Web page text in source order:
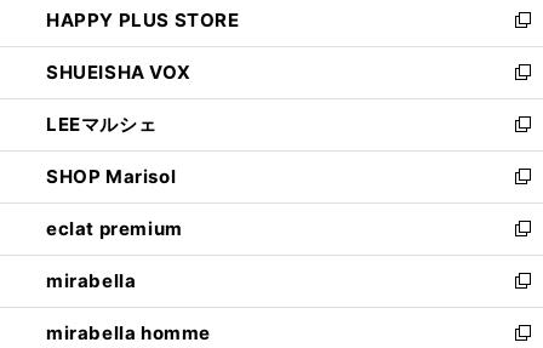
ド
ウ
で
開
く
ィ
ン
ド
ウ
で
開
く
い
ウ
ィ
ン
ド
ウ
で
開
く
HAPPY PLUS STORE
新
し
い
ウ
ィ
ン
ド
ウ
で
開
く
SHUEISHA VOX
新
し
い
ウ
ィ
ン
ド
ウ
で
開
く
LEEマルシェ
新
し
い
ウ
ィ
ン
ド
ウ
で
SHOP Marisol
新
し
い
ウ
ィ
ン
ド
eclat premium
新
し
い
ウ
ィ
mirabella
新
し
い
mirabella homme
新